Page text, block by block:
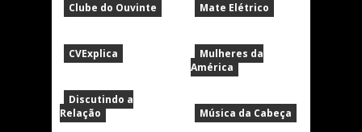
Clube do Ouvinte
CVExplica
Discutindo a
Relação
Mate Elétrico
Mulheres da
América
Música da Cabeça